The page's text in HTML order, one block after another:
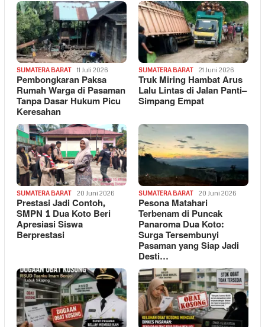
SUMATERA BARAT 11 Juli 2026
Pembongkaran Paksa
Rumah Warga di Pasaman
Tanpa Dasar Hukum Picu
Keresahan
SUMATERA BARAT 21 Juni 2026
Truk Miring Hambat Arus
Lalu Lintas di Jalan Panti–
Simpang Empat
SUMATERA BARAT 20 Juni 2026
Prestasi Jadi Contoh,
SMPN 1 Dua Koto Beri
Apresiasi Siswa
Berprestasi
SUMATERA BARAT 20 Juni 2026
Pesona Matahari
Terbenam di Puncak
Panaroma Dua Koto:
Surga Tersembunyi
Pasaman yang Siap Jadi
Desti…